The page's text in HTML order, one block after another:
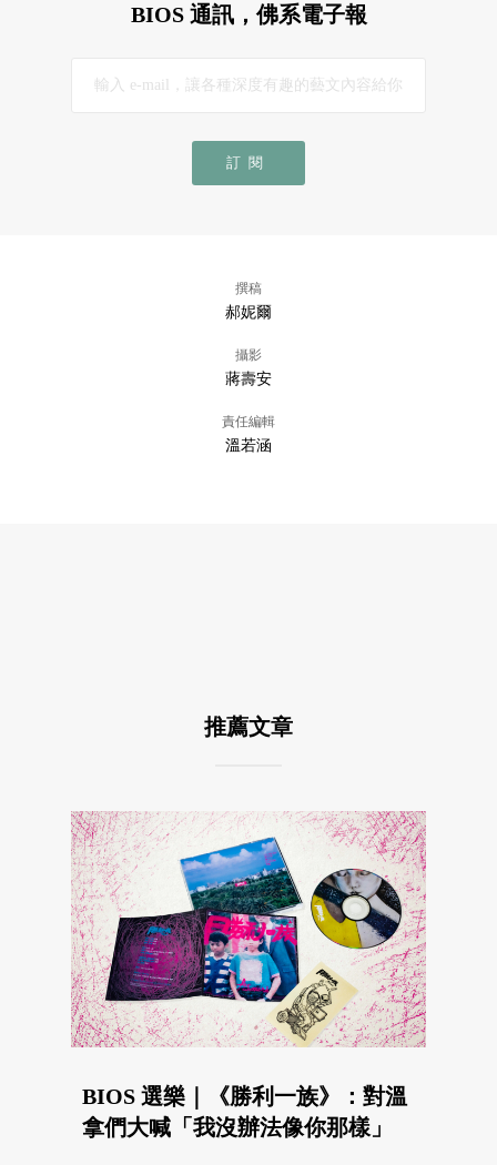
BIOS 通訊，佛系電子報
訂閱
撰稿
郝妮爾
攝影
蔣壽安
責任編輯
溫若涵
推薦文章
BIOS 選樂｜《勝利一族》：對溫
拿們大喊「我沒辦法像你那樣」